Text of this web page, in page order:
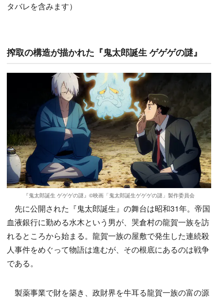
タバレを含みます）
搾取の構造が描かれた『鬼太郎誕生 ゲゲゲの謎』
『鬼太郎誕生 ゲゲゲの謎』©︎映画「鬼太郎誕生ゲゲゲの謎」製作委員会
先に公開された『鬼太郎誕生』の舞台は昭和31年。帝国
血液銀行に勤める水木という男が、哭倉村の龍賀一族を訪
れるところから始まる。龍賀一族の屋敷で発生した連続殺
人事件をめぐって物語は進むが、その根底にあるのは戦争
である。
製薬事業で財を築き、政財界を牛耳る龍賀一族の富の源